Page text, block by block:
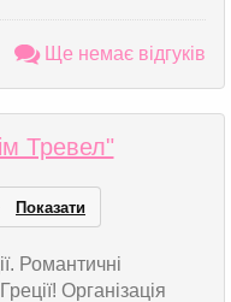
Ще немає відгуків
Тревел"
Показати
Романтичні
Організація